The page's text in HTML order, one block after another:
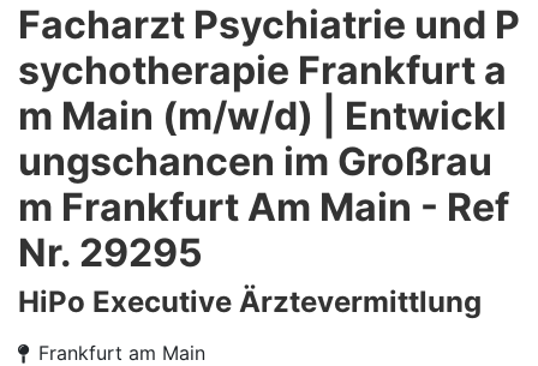
Facharzt Psychiatrie und P
sychotherapie Frankfurt a
m Main (m/w/d) | Entwickl
ungschancen im Großrau
m Frankfurt Am Main - Ref
Nr. 29295
HiPo Executive Ärztevermittlung
Frankfurt am Main